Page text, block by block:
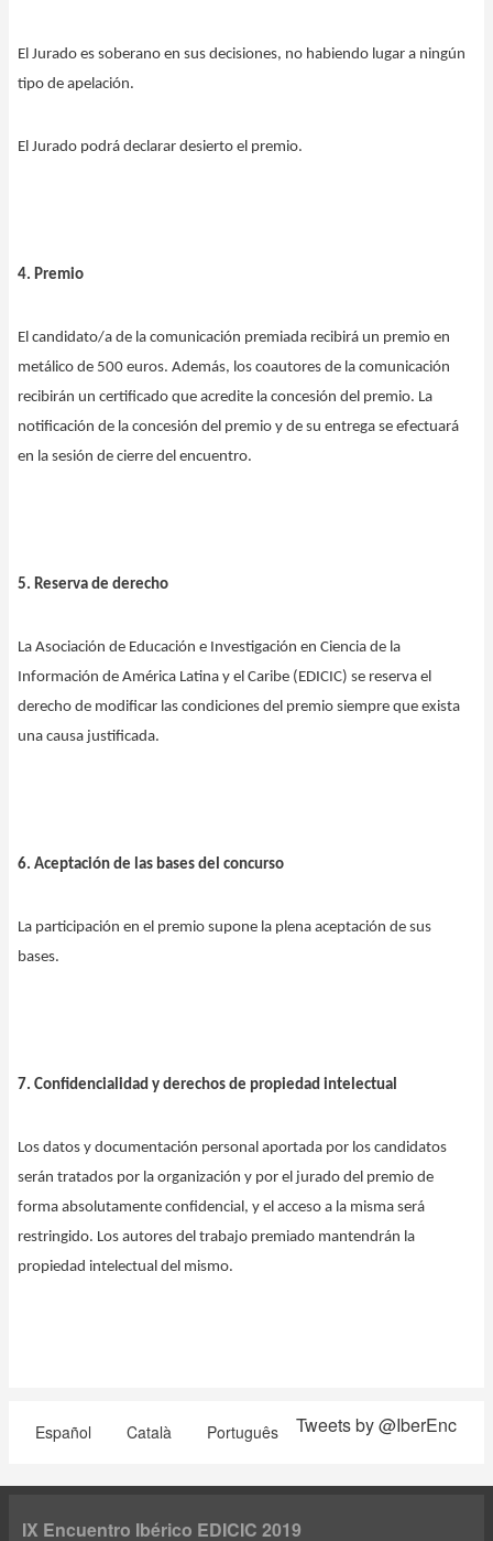
El Jurado es soberano en sus decisiones, no habiendo lugar a ningún
tipo de apelación.
El Jurado podrá declarar desierto el premio.
4. Premio
El candidato/a de la comunicación premiada recibirá un premio en
metálico de 500 euros. Además, los coautores de la comunicación
recibirán un certificado que acredite la concesión del premio. La
notificación de la concesión del premio y de su entrega se efectuará
en la sesión de cierre del encuentro.
5. Reserva de derecho
La Asociación de Educación e Investigación en Ciencia de la
Información de América Latina y el Caribe (EDICIC) se reserva el
derecho de modificar las condiciones del premio siempre que exista
una causa justificada.
6. Aceptación de las bases del concurso
La participación en el premio supone la plena aceptación de sus
bases.
7. Confidencialidad y derechos de propiedad intelectual
Los datos y documentación personal aportada por los candidatos
serán tratados por la organización y por el jurado del premio de
forma absolutamente confidencial, y el acceso a la misma será
restringido. Los autores del trabajo premiado mantendrán la
propiedad intelectual del mismo.
Español Català Português Tweets by @IberEnc
IX Encuentro Ibérico EDICIC 2019